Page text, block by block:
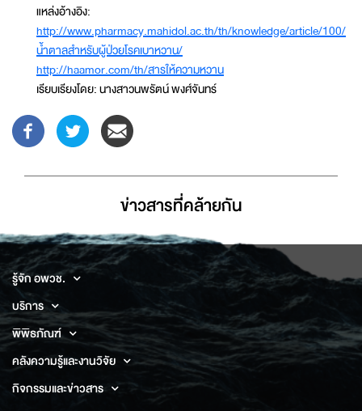
แหล่งอ้างอิง:
http://www.pharmacy.mahidol.ac.th/th/knowledge/article/100/
น้ำตาลสำหรับผู้ป่วยโรคเบาหวาน/
http://haamor.com/th/สารให้ความหวาน
เรียบเรียงโดย: นางสาวนพรัตน์ พงศ์จันทร์
ข่าวสารที่่คล้ายกัน
รู้จัก อพวช.
บริการ
พิพิธภัณฑ์
คลังความรู้และงานวิจัย
กิจกรรมและข่าวสาร